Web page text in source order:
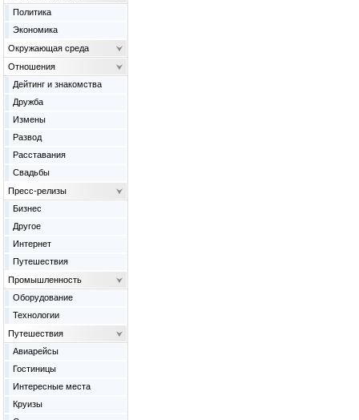
Политика
Экономика
Окружающая среда
Отношения
Дейтинг и знакомства
Дружба
Измены
Развод
Расставания
Свадьбы
Пресс-релизы
Бизнес
Другое
Интернет
Путешествия
Промышленность
Оборудование
Технологии
Путешествия
Авиарейсы
Гостиницы
Интересные места
Круизы